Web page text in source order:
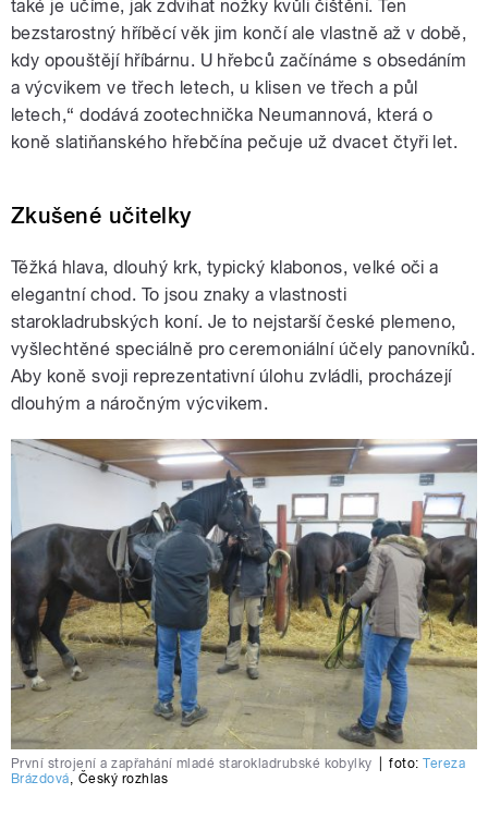
také je učíme, jak zdvihat nožky kvůli čištění. Ten
bezstarostný hříběcí věk jim končí ale vlastně až v době,
kdy opouštějí hříbárnu. U hřebců začínáme s obsedáním
a výcvikem ve třech letech, u klisen ve třech a půl
letech,“ dodává zootechnička Neumannová, která o
koně slatiňanského hřebčína pečuje už dvacet čtyři let.
Zkušené učitelky
Těžká hlava, dlouhý krk, typický klabonos, velké oči a
elegantní chod. To jsou znaky a vlastnosti
starokladrubských koní. Je to nejstarší české plemeno,
vyšlechtěné speciálně pro ceremoniální účely panovníků.
Aby koně svoji reprezentativní úlohu zvládli, procházejí
dlouhým a náročným výcvikem.
První strojení a zapřahání mladé starokladrubské kobylky foto:Tereza
Brázdová, Český rozhlas